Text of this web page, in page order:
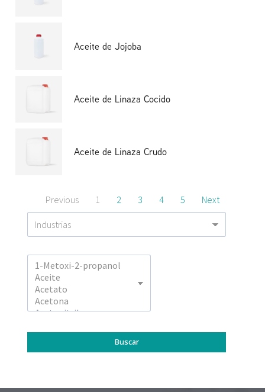
Aceite de Jojoba
Aceite de Linaza Cocido
Aceite de Linaza Crudo
Previous 1 2 3 4 5 Next